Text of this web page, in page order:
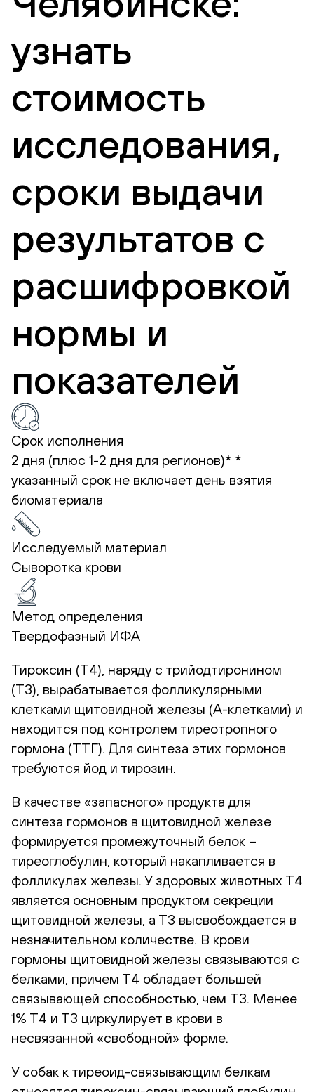
узнать
стоимость
исследования,
сроки выдачи
результатов с
расшифровкой
нормы и
показателей
Срок исполнения
2 дня (плюс 1-2 дня для регионов)* *
указанный срок не включает день взятия
биоматериала
Исследуемый материал
Сыворотка крови
Метод определения
Твердофазный ИФА
Тироксин (Т4), наряду с трийодтиронином
(Т3), вырабатывается фолликулярными
клетками щитовидной железы (А-клетками) и
находится под контролем тиреотропного
гормона (ТТГ). Для синтеза этих гормонов
требуются йод и тирозин.
В качестве «запасного» продукта для
синтеза гормонов в щитовидной железе
формируется промежуточный белок –
тиреоглобулин, который накапливается в
фолликулах железы. У здоровых животных Т4
является основным продуктом секреции
щитовидной железы, а Т3 высвобождается в
незначительном количестве. В крови
гормоны щитовидной железы связываются с
белками, причем Т4 обладает большей
связывающей способностью, чем T3. Менее
1% Т4 и Т3 циркулирует в крови в
несвязанной «свободной» форме.
У собак к тиреоид-связывающим белкам